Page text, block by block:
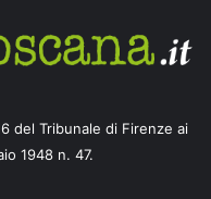
del Tribunale di Firenze ai
1948 n. 47.